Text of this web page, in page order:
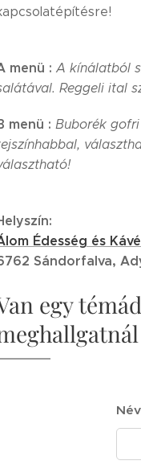
menü : A kínálatból
Reggeli ital
menü : Buborék
Édesség és
Sándorfalva,
egy
Név